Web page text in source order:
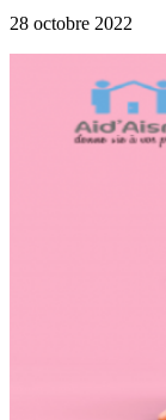
28 octobre 2022